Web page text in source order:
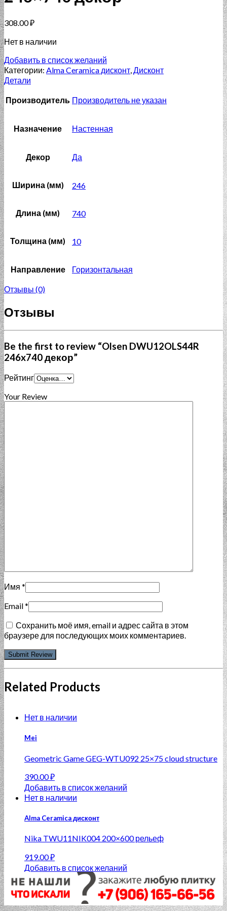
308.00₽
Нет в наличии
Добавить в список желаний
Категории: Alma Ceramica дисконт,Дисконт
Детали
Производитель Производитель не указан
Назначение Настенная
Декор Да
Ширина (мм) 246
Длина (мм) 740
Толщина (мм) 10
Направление Горизонтальная
Отзывы (0)
Отзывы
Be the first to review “Olsen DWU12OLS44R
246x740 декор”
Рейтинг
Your Review
Имя *
Email*
Сохранить моё имя, email и адрес сайта в этом
браузере для последующих моих комментариев.
Related Products
Нет в наличии
Mei
Geometric Game GEG-WTU092 25×75 cloud structure
390.00₽
Добавить в список желаний
Нет в наличии
Alma Ceramica дисконт
Nika TWU11NIK004 200×600 рельеф
919.00₽
Добавить в список желаний